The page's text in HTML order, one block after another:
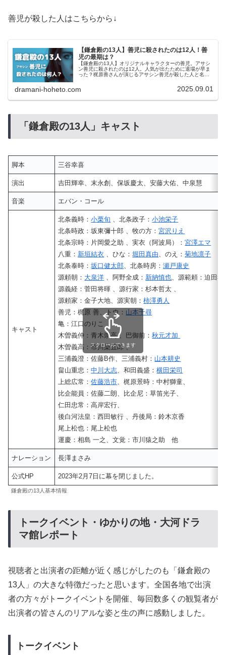
善児が殺した人はこちらから↓
【鎌倉殿の13人】善児に殺されたのは12人！善
児の最期は？
【鎌倉殿の13人】オリジナルキャラクターの善児。アサシ
ン善児に殺されたのは12人。人気が出たために退場が早ま
った？梶原善さんが演じるアサシン善児が殺した人と名場
dramani-hoheto.com 2025.09.01
「鎌倉殿の13人」キャスト
脚本 三谷幸喜
演出 吉田輝幸、末永創、保坂慶太、安藤大佑、中泉慧
音楽 エバン・コール
キャスト
北条義時：小栗旬 、北条政子：小池栄子
北条時政：坂東彌十郎 、牧の方：宮沢りえ
北条宗時：片岡愛之助 、実衣（阿波局）：宮澤エマ
八重： 新垣結衣 、ひな：堀田真由 、のえ：菊地凛子
北条泰時：坂口健太郎 、北条時房：瀬戸康史
源頼朝： 大泉洋 、阿野全成： 新納慎也 、源範頼：迫田孝
源義経：菅田将暉 、源行家：杉本哲太 、
源頼家：金子大地、源実朝：柿澤勇人
善児：梶原 善、トウ： 山本千尋
亀：江口のりこ
木曽義仲：青木崇高 、巴御前：秋元才加
木曽義高：市川染五郎 、
三浦義澄：佐藤B作、三浦義村： 山本耕史
畠山重忠：中川大志 、和田義盛：横田栄司
上総広常：佐藤浩市 、梶原景時：中村獅童、
比企能員：佐藤二朗、比企尼：草笛光子、
仁田忠常：高岸宏行、
後白河法皇：西田敏行 、丹後局：鈴木京香
尾上松也：尾上松也
運慶：相島 一之、文覚：市川猿之助 他
ナレーション 長澤まさみ
公式HP 2023年2月7日に幕を閉じました。
スクロールできます
鎌倉殿の13人基本情報
トークイベント・ゆかりの地・大河ドラ
マ館レポート
視聴者と出演者の距離が近く感じがしたのも「鎌倉殿の
13人」の大きな特徴だったと思います。全国各地で出演
者の方々がトークイベントを開催、毎回数多くの観覧者が
出演者の皆さんのリアルな姿と生の声に感動しました。
トークイベント